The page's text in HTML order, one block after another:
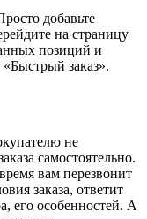
добавьте
на страницу
позиций и
заказ».
не
самостоятельно.
вам перезвонит
заказа, ответит
его особенностей. А